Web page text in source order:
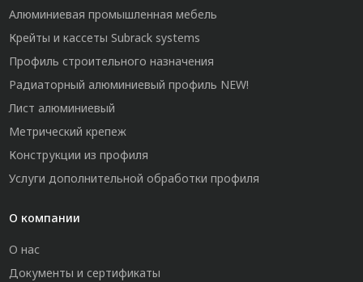
Алюминиевая промышленная мебель
Крейты и кассеты Subrack systems
Профиль строительного назначения
Радиаторный алюминиевый профиль NEW!
Лист алюминиевый
Метрический крепеж
Конструкции из профиля
Услуги дополнительной обработки профиля
О компании
О нас
Документы и сертификаты